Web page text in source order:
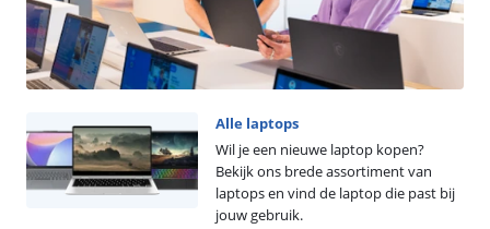
Alle laptops
Wil je een nieuwe laptop kopen?
Bekijk ons brede assortiment van
laptops en vind de laptop die past bij
jouw gebruik.